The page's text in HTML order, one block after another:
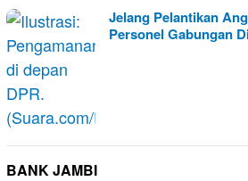
Jelang Pelantikan
Personel Gabungan
BANK JAMBI